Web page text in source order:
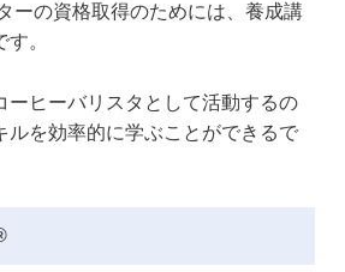
ーの資格取得のためには、養成講
。
ーヒーバリスタとして活動するの
ルを効率的に学ぶことができるで